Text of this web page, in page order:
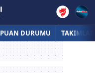
PUAN DURUMU TAKIMLAR